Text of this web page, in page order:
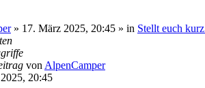
» 17. März 2025, 20:45 » in Stellt euch
von AlpenCamper
20:45